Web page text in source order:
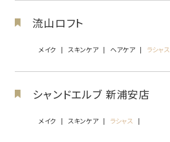
流山ロフト
メイク スキンケア ヘアケア ラシャス
シャンドエルブ 新浦安店
メイク スキンケア ラシャス